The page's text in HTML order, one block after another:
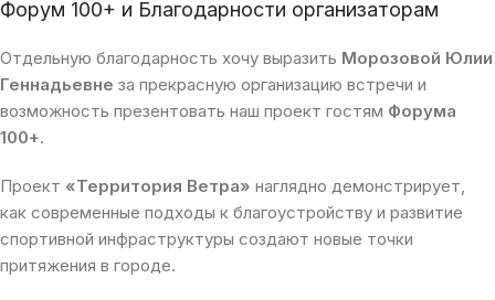
Форум 100+ и Благодарности организаторам
Отдельную благодарность хочу выразить Морозовой Юлии
Геннадьевне за прекрасную организацию встречи и
возможность презентовать наш проект гостям Форума
100+.
Проект «Территория Ветра» наглядно демонстрирует,
как современные подходы к благоустройству и развитие
спортивной инфраструктуры создают новые точки
притяжения в городе.